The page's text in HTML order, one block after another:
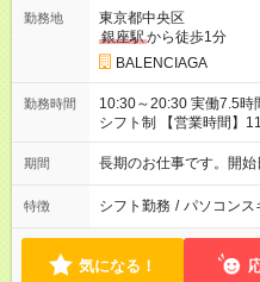
勤務地
東京都中央区
銀座駅から徒歩1分
BALENCIAGA
勤務時間
10:30～20:30 実働7.5時間／休憩1.5時間 営業時間に合わせた
シフト制 【営業時間】
期間 長期のお仕事です。開始
特徴 シフト勤務 / パソコンス
気になる！